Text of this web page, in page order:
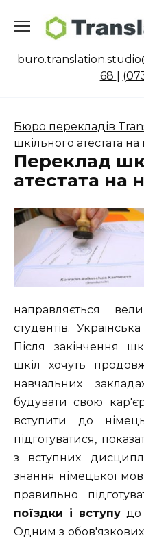
68
Бюро перекладів
шкільного атестата
Переклад
атестата на
направляється
студентів.
Після закінчення
шкіл хочуть
навчальних
будувати свою
вступити до
підготуватися,
з вступних
знання німецької
правильно
поїздки і вступу до
Одним з